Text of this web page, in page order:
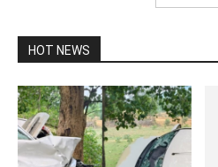
HOT NEWS